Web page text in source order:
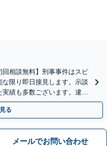
回相談無料】刑事事件はスピ
限り即日接見します。示談
績も多数ございます。逮捕
】【完全個室】
る
メールでお問い合わせ